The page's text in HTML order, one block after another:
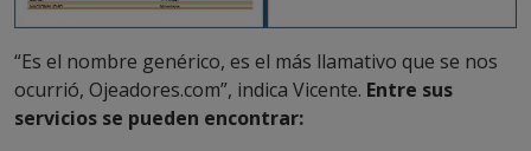
“Es el nombre genérico, es el más llamativo que se nos
ocurrió, Ojeadores.com”, indica Vicente. Entre sus
servicios se pueden encontrar: